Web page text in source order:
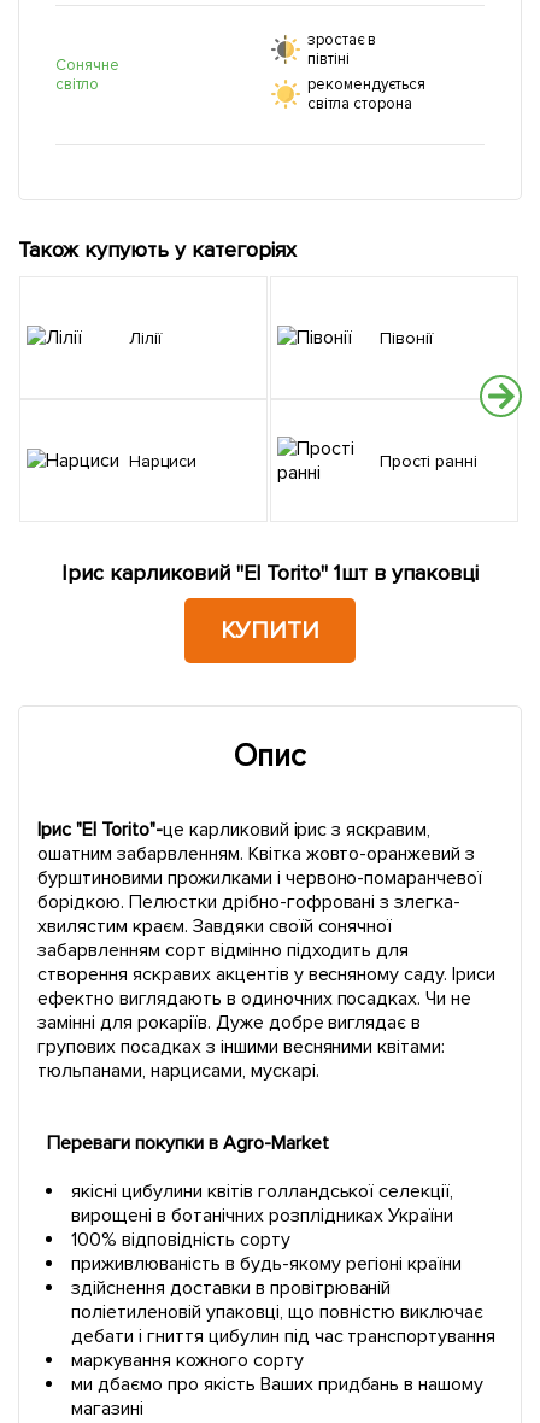
Сонячне
світло
зростає в
півтіні
рекомендується
світла сторона
Також купують у категоріях
Лілії
Нарциси
Півонії
Прості ранні
Ірис карликовий "El Torito" 1шт в упаковці
КУПИТИ
Опис
Ірис "El Torito"-це карликовий ірис з яскравим,
ошатним забарвленням. Квітка жовто-оранжевий з
бурштиновими прожилками і червоно-помаранчевої
борідкою. Пелюстки дрібно-гофровані з злегка-
хвилястим краєм. Завдяки своїй сонячної
забарвленням сорт відмінно підходить для
створення яскравих акцентів у весняному саду. Іриси
ефектно виглядають в одиночних посадках. Чи не
замінні для рокаріїв. Дуже добре виглядає в
групових посадках з іншими весняними квітами:
тюльпанами, нарцисами, мускарі.
Переваги покупки в Agro-Market
якісні цибулини квітів голландської селекції,
вирощені в ботанічних розплідниках України
100% відповідність сорту
приживлюваність в будь-якому регіоні країни
здійснення доставки в провітрюваній
поліетиленовій упаковці, що повністю виключає
дебати і гниття цибулин під час транспортування
маркування кожного сорту
ми дбаємо про якість Ваших придбань в нашому
магазині